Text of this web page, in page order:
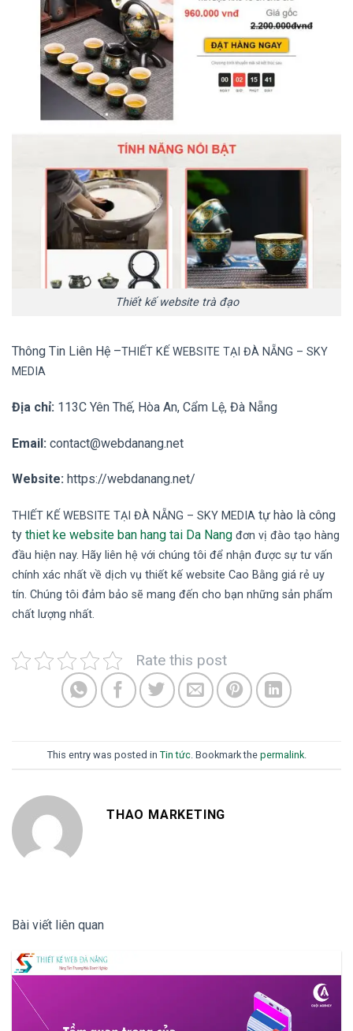
Thiết kế website trà đạo
Thông Tin Liên Hệ –TH IẾT KẾ WEBSITE TẠI ĐÀ NẴNG – SKY
MEDIA
Địa chỉ: 113C Yên Thế, Hòa An, Cẩm Lệ, Đà Nẵng
Email: contact@webdanang.net
Website: https://webdanang.net/
TH IẾT KẾ WEBSITE TẠI ĐÀ NẴNG – SKY MEDIA tự hào là công
ty thiet ke website ban hang tai Da Nang đơn vị đào tạo hàng
đầu hiện nay. Hãy liên hệ với chúng tôi để nhận được sự tư vấn
chính xác nhất về dịch vụ thiết kế website Cao Bằng giá rẻ uy
tín. Chúng tôi đảm bảo sẽ mang đến cho bạn những sản phẩm
chất lượng nhất.
Rate this post
This entry was posted in Tin tức. Bookmark the permalink.
THAO MARKETING
Bài viết liên quan